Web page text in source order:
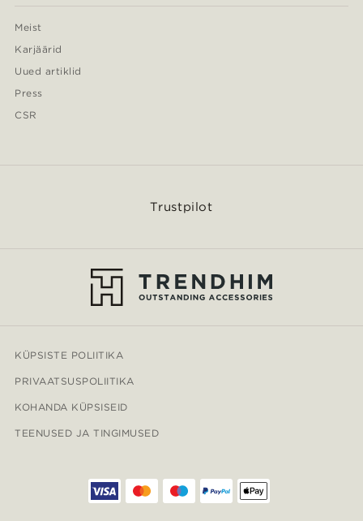
Meist
Karjäärid
Uued artiklid
Press
CSR
Trustpilot
KÜPSISTE POLIITIKA
PRIVAATSUSPOLIITIKA
KOHANDA KÜPSISEID
TEENUSED JA TINGIMUSED